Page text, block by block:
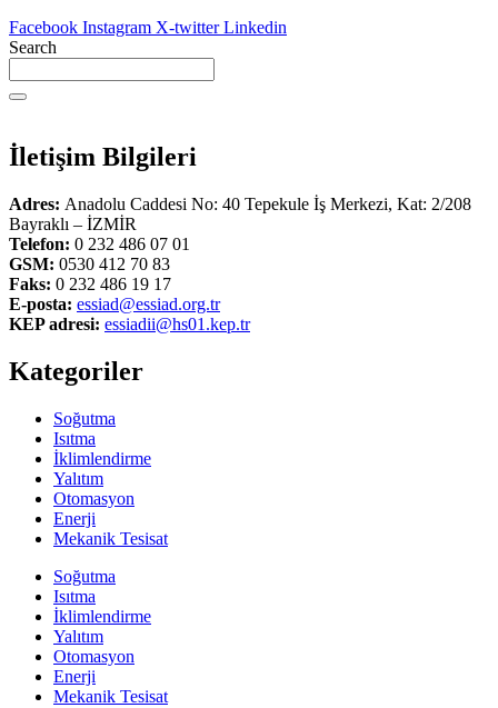
Facebook Instagram X-twitter Linkedin
Search
İletişim Bilgileri
Adres: Anadolu Caddesi No: 40 Tepekule İş Merkezi, Kat: 2/208
Bayraklı – İZMİR
Telefon: 0 232 486 07 01
GSM: 0530 412 70 83
Faks: 0 232 486 19 17
E-posta: essiad@essiad.org.tr
KEP adresi: essiadii@hs01.kep.tr
Kategoriler
Soğutma
Isıtma
İklimlendirme
Yalıtım
Otomasyon
Enerji
Mekanik Tesisat
Soğutma
Isıtma
İklimlendirme
Yalıtım
Otomasyon
Enerji
Mekanik Tesisat